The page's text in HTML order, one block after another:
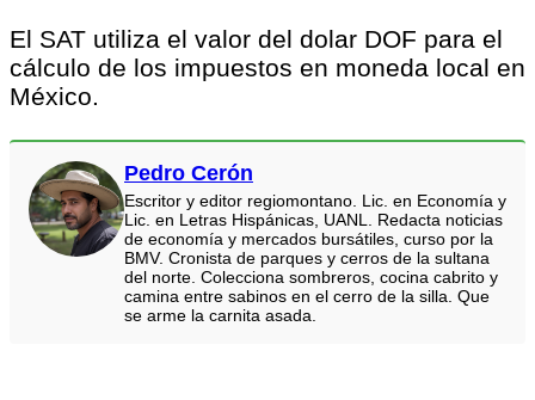
El SAT utiliza el valor del dolar DOF para el
cálculo de los impuestos en moneda local en
México.
Pedro Cerón
Escritor y editor regiomontano. Lic. en Economía y
Lic. en Letras Hispánicas, UANL. Redacta noticias
de economía y mercados bursátiles, curso por la
BMV. Cronista de parques y cerros de la sultana
del norte. Colecciona sombreros, cocina cabrito y
camina entre sabinos en el cerro de la silla. Que
se arme la carnita asada.